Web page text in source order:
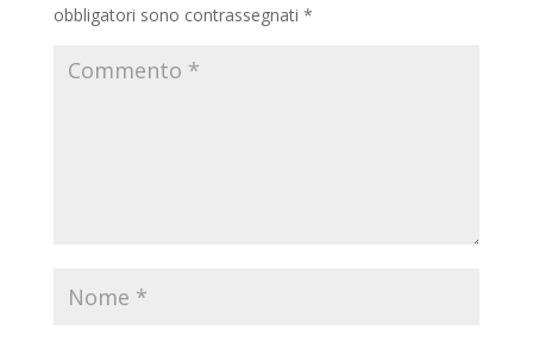
obbligatori sono contrassegnati *